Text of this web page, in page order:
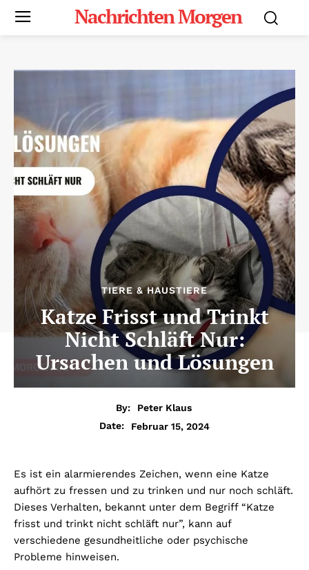
Nachrichten Morgen
TIERE & HAUSTIERE
Katze Frisst und Trinkt
Nicht Schläft Nur:
Ursachen und Lösungen
By:
Peter Klaus
Date:
Februar 15, 2024
Es ist ein alarmierendes Zeichen, wenn eine Katze
aufhört zu fressen und zu trinken und nur noch schläft.
Dieses Verhalten, bekannt unter dem Begriff “Katze
frisst und trinkt nicht schläft nur”, kann auf
verschiedene gesundheitliche oder psychische
Probleme hinweisen.